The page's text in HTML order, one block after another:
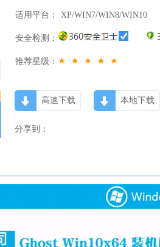
适用平台： XP/WIN7/WIN8/WIN10
安全检测：
推荐星级：
高速下载 本地下载
分享到：